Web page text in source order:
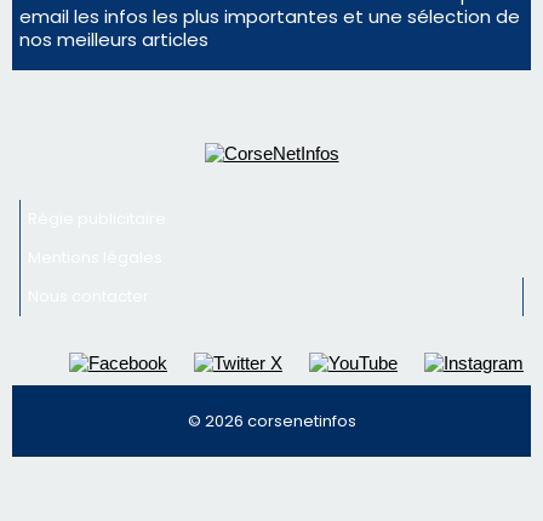
email les infos les plus importantes et une sélection de
nos meilleurs articles
© 2026 corsenetinfos